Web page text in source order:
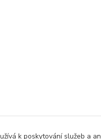
k poskytování služeb a